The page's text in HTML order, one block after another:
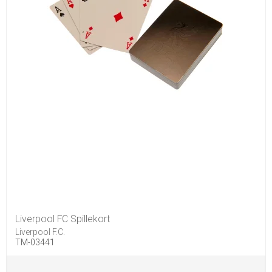
Liverpool FC Spillekort
Liverpool F.C.
TM-03441